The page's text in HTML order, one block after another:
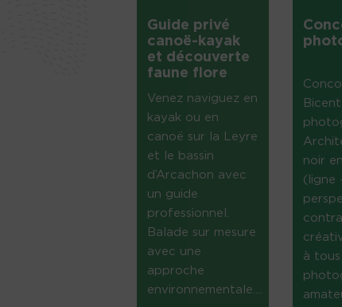
Guide privé
canoë-kayak
et découverte
faune flore
Venez naviguez en
kayak ou en
canoë sur la Leyre
et le bassin
d’Arcachon avec
un guide
professionnel.
Balade sur mesure
avec une
approche
environnementale....
noir
(ligne
à tous